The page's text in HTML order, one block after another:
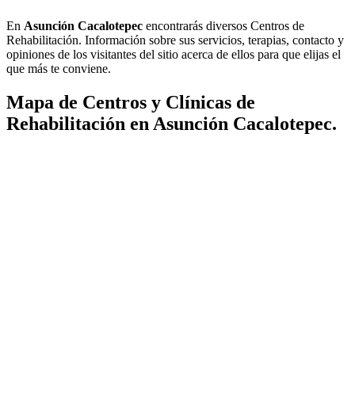
En Asunción Cacalotepec encontrarás diversos Centros de
Rehabilitación. Información sobre sus servicios, terapias, contacto y
opiniones de los visitantes del sitio acerca de ellos para que elijas el
que más te conviene.
Mapa de Centros y Clínicas de
Rehabilitación en Asunción Cacalotepec.